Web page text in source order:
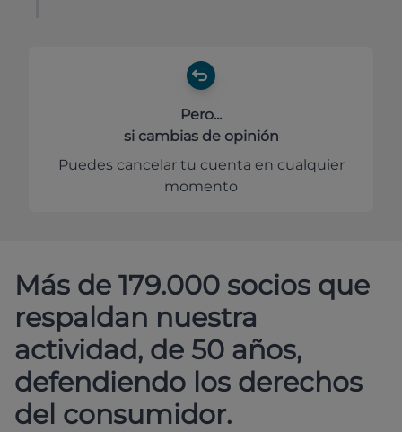
Pero...
si cambias de opinión
Puedes cancelar tu cuenta en cualquier
momento
Más de 179.000 socios que
respaldan nuestra
actividad, de 50 años,
defendiendo los derechos
del consumidor.